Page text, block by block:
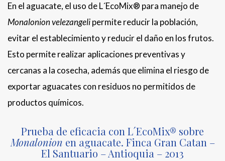
En el aguacate, el uso de L´EcoMix® para manejo de
Monalonion velezangelipermite reducir la población,
evitar el establecimiento y reducir el daño en los frutos.
Esto permite realizar aplicaciones preventivas y
cercanas a la cosecha, además que elimina el riesgo de
exportar aguacates con residuos no permitidos de
productos químicos.
Prueba de eficacia con L´EcoMix® sobre
Monalonion en aguacate. Finca Gran Catan –
El Santuario – Antioquia – 2013